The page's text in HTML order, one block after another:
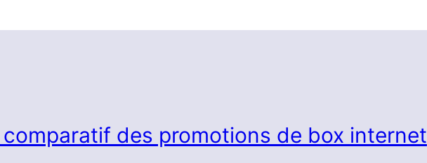
des promotions de box internet